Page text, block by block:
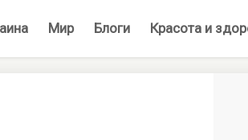
Мир Блоги Красота и